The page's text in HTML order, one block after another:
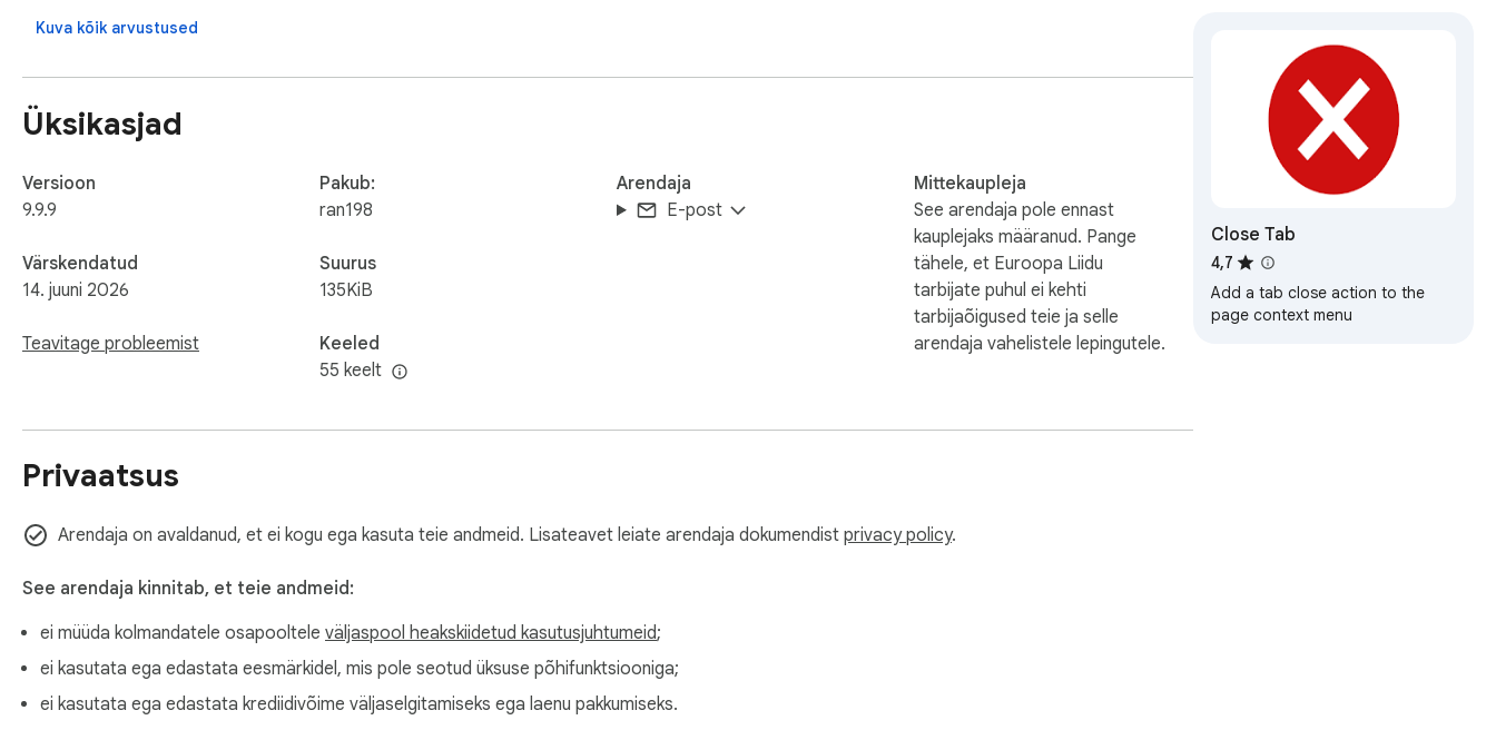
Kuva kõik arvustused
Üksikasjad
Versioon
9.9.9
Värskendatud
14. juuni 2026
Teavitage probleemist
Pakub:
ran198
Suurus
135KiB
Keeled
55 keelt
Arendaja
E-post
Mittekaupleja
See arendaja pole ennast
kauplejaks määranud. Pange
tähele, et Euroopa Liidu
tarbijate puhul ei kehti
tarbijaõigused teie ja selle
arendaja vahelistele lepingutele.
Privaatsus
Arendaja on avaldanud, et ei kogu ega kasuta teie andmeid. Lisateavet leiate arendaja dokumendist privacy policy.
See arendaja kinnitab, et teie andmeid:
ei müüda kolmandatele osapooltele väljaspool heakskiidetud kasutusjuhtumeid;
ei kasutata ega edastata eesmärkidel, mis pole seotud üksuse põhifunktsiooniga;
ei kasutata ega edastata krediidivõime väljaselgitamiseks ega laenu pakkumiseks.
Close Tab
4,7
Add a tab close action to the
page context menu